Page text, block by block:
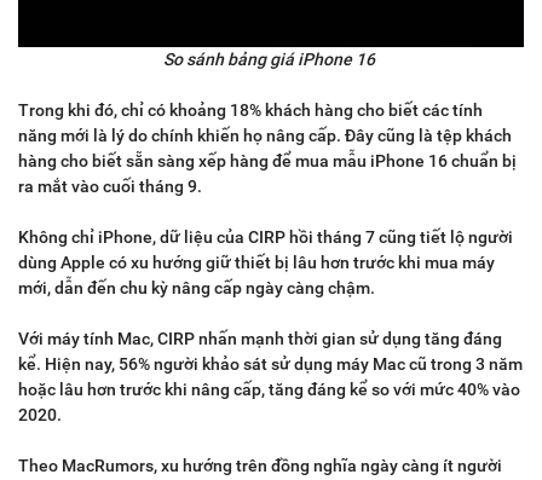
So sánh bảng giá iPhone 16
Trong khi đó, chỉ có khoảng 18% khách hàng cho biết các tính
năng mới là lý do chính khiến họ nâng cấp. Đây cũng là tệp khách
hàng cho biết sẵn sàng xếp hàng để mua mẫu iPhone 16 chuẩn bị
ra mắt vào cuối tháng 9.
Không chỉ iPhone, dữ liệu của CIRP hồi tháng 7 cũng tiết lộ người
dùng Apple có xu hướng giữ thiết bị lâu hơn trước khi mua máy
mới, dẫn đến chu kỳ nâng cấp ngày càng chậm.
Với máy tính Mac, CIRP nhấn mạnh thời gian sử dụng tăng đáng
kể. Hiện nay, 56% người khảo sát sử dụng máy Mac cũ trong 3 năm
hoặc lâu hơn trước khi nâng cấp, tăng đáng kể so với mức 40% vào
2020.
Theo MacRumors, xu hướng trên đồng nghĩa ngày càng ít người